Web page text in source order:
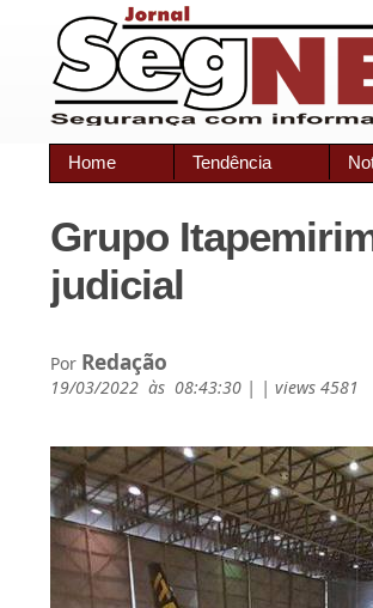
Home Tendência
Grupo
judicial
Por Redação
19/03/2022 às 08:43:30 | | views 4581